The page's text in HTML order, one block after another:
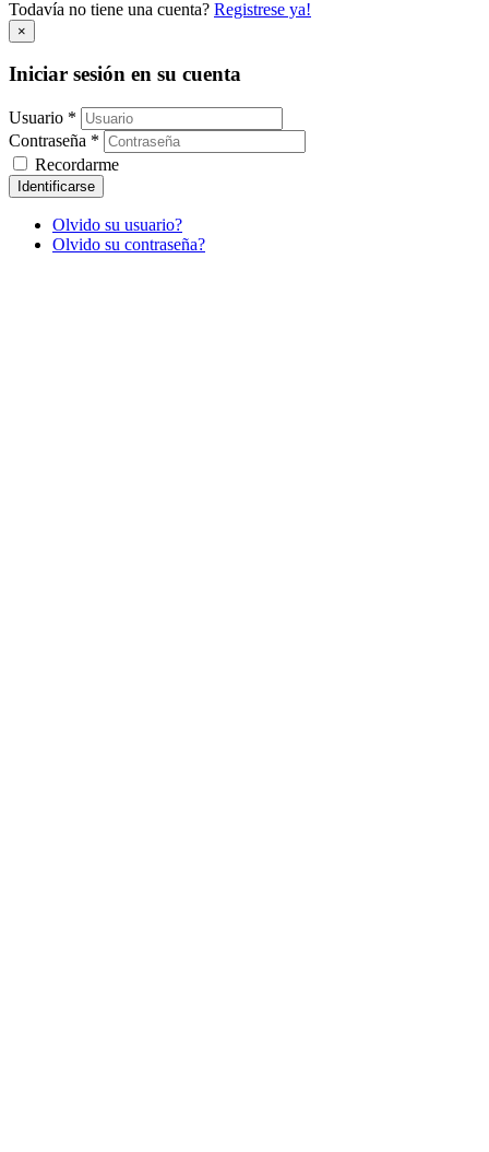
Todavía no tiene una cuenta? Registrese ya!
×
Iniciar sesión en su cuenta
Usuario *
Contraseña *
Recordarme
Identificarse
Olvido su usuario?
Olvido su contraseña?